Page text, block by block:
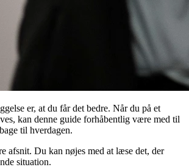
er, at du får det bedre. Når du på et
kan denne guide forhåbentlig være med til
til hverdagen.
afsnit. Du kan nøjes med at læse det, der
situation.